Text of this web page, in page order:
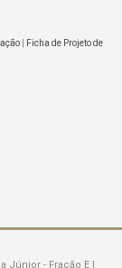
Ficha de Projeto de
Júnior - Fração E |